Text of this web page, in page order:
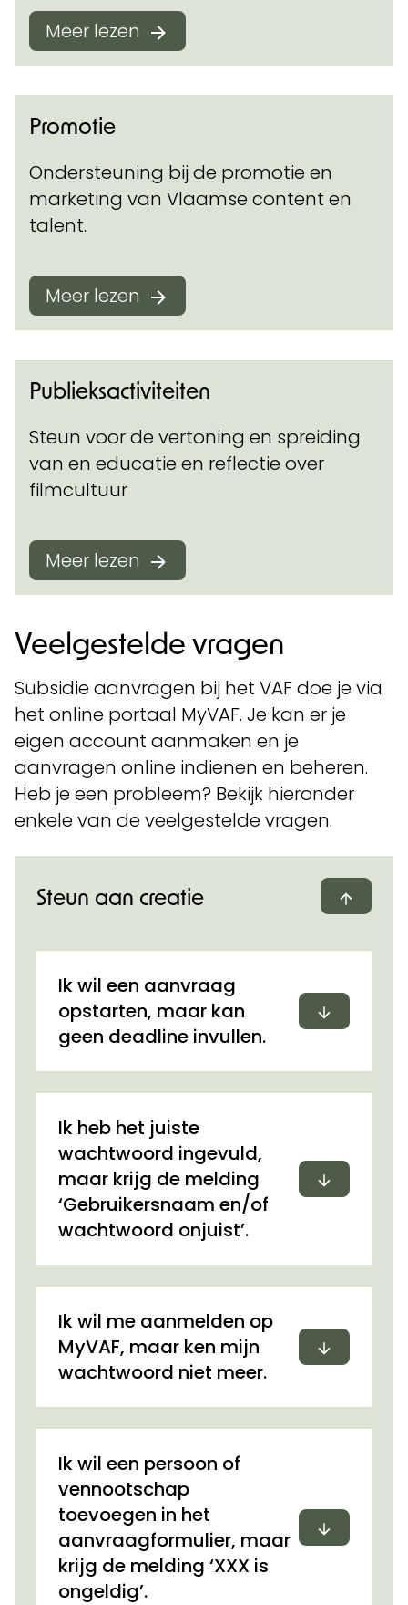
Meer lezen
Promotie
Ondersteuning bij de promotie en
marketing van Vlaamse content en
talent.
Meer lezen
Publieksactiviteiten
Steun voor de vertoning en spreiding
van en educatie en reflectie over
filmcultuur
Meer lezen
Veelgestelde vragen
Subsidie aanvragen bij het VAF doe je via
het online portaal MyVAF. Je kan er je
eigen account aanmaken en je
aanvragen online indienen en beheren.
Heb je een probleem? Bekijk hieronder
enkele van de veelgestelde vragen.
Steun aan creatie
Ik wil een aanvraag
opstarten, maar kan
geen deadline invullen.
Uitvouwen
Ik heb het juiste
wachtwoord ingevuld,
maar krijg de melding
‘Gebruikersnaam en/of
wachtwoord onjuist’.
Uitvouwen
Ik wil me aanmelden op
MyVAF, maar ken mijn
wachtwoord niet meer.
Uitvouwen
Ik wil een persoon of
vennootschap
toevoegen in het
aanvraagformulier, maar
krijg de melding ‘XXX is
ongeldig’.
Uitvouwen